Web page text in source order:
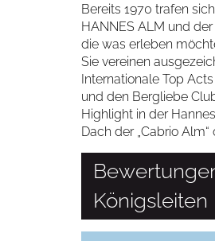
Bereits 1970 trafen
HANNES ALM und
die was erleben
Sie vereinen
Internationale Top
und den Bergliebe
Highlight in der
Dach der „Cabrio
Königsleiten